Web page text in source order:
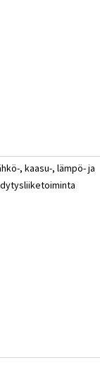
, kaasu-, lämpö- ja